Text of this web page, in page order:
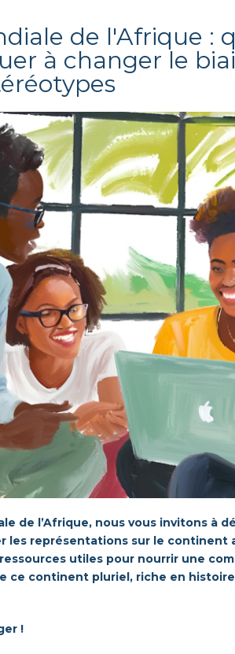
de l'Afrique :
à changer le
de l’Afrique, nous vous invitons à
les représentations sur le continent
utiles pour nourrir une
ce continent pluriel, riche en
!